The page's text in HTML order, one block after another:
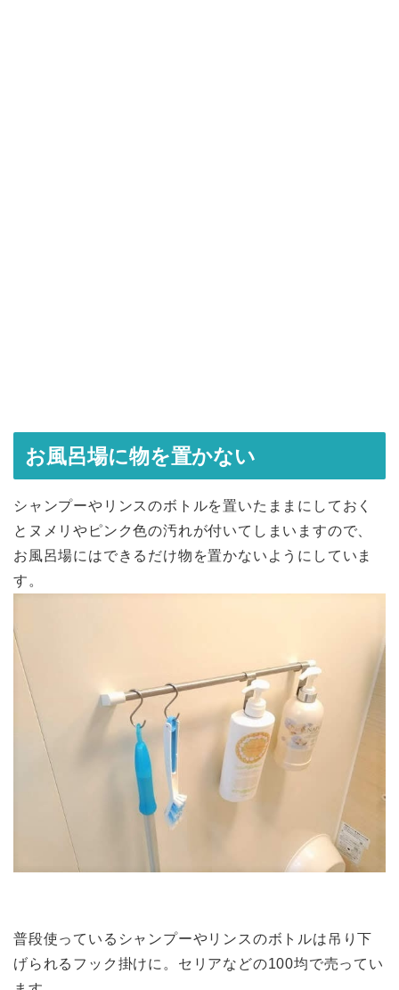
お風呂場に物を置かない
シャンプーやリンスのボトルを置いたままにしておく
とヌメリやピンク色の汚れが付いてしまいますので、
お風呂場にはできるだけ物を置かないようにしていま
す。
普段使っているシャンプーやリンスのボトルは吊り下
げられるフック掛けに。セリアなどの100均で売ってい